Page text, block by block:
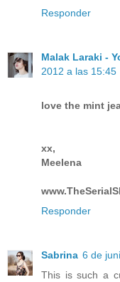
Responder
Malak Laraki -
2012 a las 15:45
love the mint
xx,
Meelena
Responder
Sabrina 6 de
This is such a